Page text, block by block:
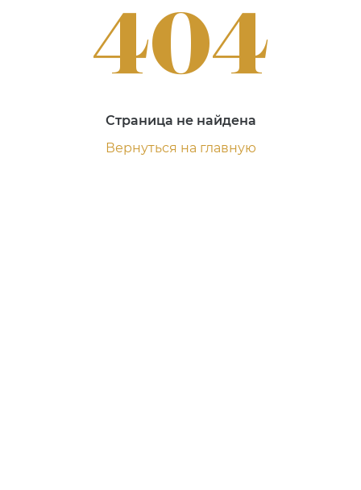
404
Страница не найдена
Вернуться на главную